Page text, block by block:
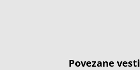
Povezane vesti